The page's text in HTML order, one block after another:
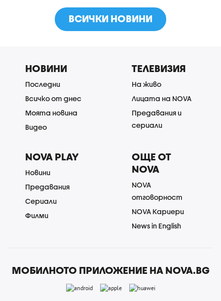
ВСИЧКИ НОВИНИ
НОВИНИ
Последни
Всичко от днес
Моята новина
Видео
ТЕЛЕВИЗИЯ
На живо
Лицата на NOVA
Предавания и
сериали
NOVA PLAY
Новини
Предавания
Сериали
Филми
ОЩЕ ОТ
NOVA
NOVA
отговорност
NOVA Кариери
News in English
МОБИЛНОТО ПРИЛОЖЕНИЕ НА NOVA.BG